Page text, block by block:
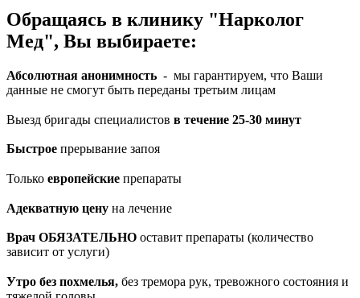
Обращаясь в клинику "Нарколог
Мед", Вы выбираете:
Абсолютная анонимность - мы гарантируем, что Ваши
данные не смогут быть переданы третьим лицам
Выезд бригады специалистов в течение 25-30 минут
Быстрое прерывание запоя
Только европейские препараты
Адекватную цену на лечение
Врач ОБЯЗАТЕЛЬНО оставит препараты (количество
зависит от услуги)
Утро без похмелья, без тремора рук, тревожного состояния и